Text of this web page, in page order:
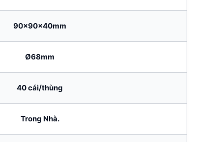
90x90x40mm
Ø68mm
40 cái/thùng
Trong Nhà.